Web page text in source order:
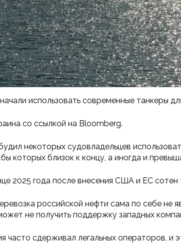
использовать современные танкеры
со ссылкой на Bloomberg.
некоторых судовладельцев
которых близок к концу, а иногда и
2025 года после внесения США и ЕС
российской нефти сама по себе не
не получить поддержку западных
часто сдерживал легальных операторов, и